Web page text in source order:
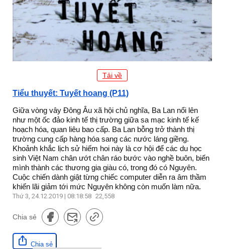
Tải về
Tiểu thuyết: Tuyết hoang (P11)
Giữa vòng vây Đông Âu xã hội chủ nghĩa, Ba Lan nổi lên
như một ốc đảo kinh tế thị trường giữa sa mạc kinh tế kế
hoạch hóa, quan liêu bao cấp. Ba Lan bỗng trở thành thị
trường cung cấp hàng hóa sang các nước láng giềng.
Khoảnh khắc lịch sử hiếm hoi này là cơ hội để các du học
sinh Việt Nam chân ướt chân ráo bước vào nghề buôn, biến
mình thành các thương gia giàu có, trong đó có Nguyên.
Cuộc chiến dành giật từng chiếc computer diễn ra âm thầm
khiến lãi giảm tới mức Nguyên không còn muốn làm nữa.
Thứ 3, 24.12.2019 | 08:18:58 22,558
Chia sẻ
Chia sẻ